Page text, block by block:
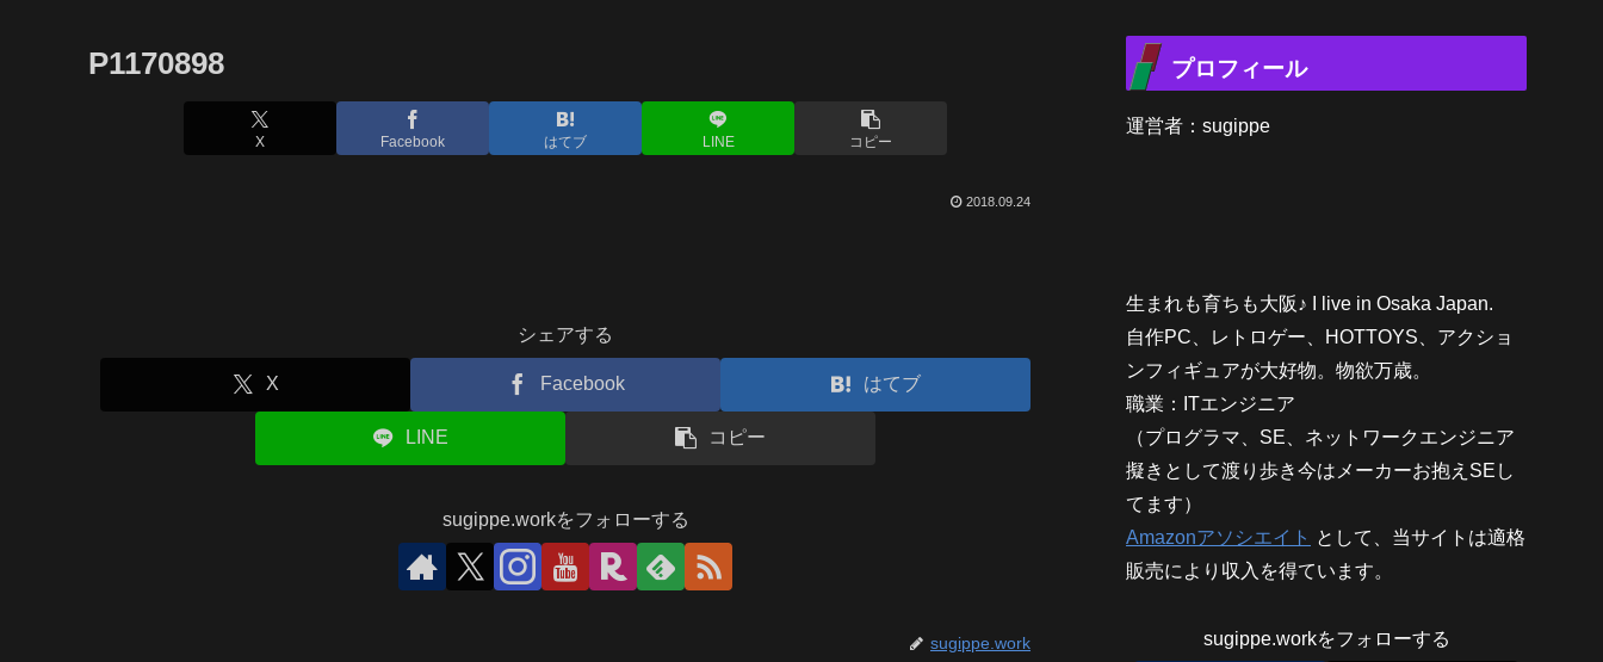
P1170898
X Facebook はてブ LINE コピー
2018.09.24
シェアする
X Facebook はてブ
LINE コピー
sugippe.workをフォローする
sugippe.work
プロフィール
運営者：sugippe
生まれも育ちも大阪♪ I live in Osaka Japan.
自作PC、レトロゲー、HOTTOYS、アクショ
ンフィギュアが大好物。物欲万歳。
職業：ITエンジニア
（プログラマ、SE、ネットワークエンジニア
擬きとして渡り歩き今はメーカーお抱えSEし
てます）
Amazonアソシエイト として、当サイトは適格
販売により収入を得ています。
sugippe.workをフォローする